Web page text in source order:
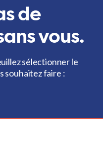
de
vous.
sélectionner le
souhaitez faire :